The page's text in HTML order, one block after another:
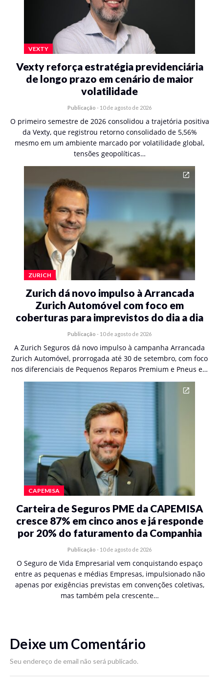
VEXTY
Vexty reforça estratégia previdenciária
de longo prazo em cenário de maior
volatilidade
Publicação - 10 de agosto de 2026
O primeiro semestre de 2026 consolidou a trajetória positiva
da Vexty, que registrou retorno consolidado de 5,56%
mesmo em um ambiente marcado por volatilidade global,
tensões geopolíticas…
ZURICH
Zurich dá novo impulso à Arrancada
Zurich Automóvel com foco em
coberturas para imprevistos do dia a dia
Publicação - 10 de agosto de 2026
A Zurich Seguros dá novo impulso à campanha Arrancada
Zurich Automóvel, prorrogada até 30 de setembro, com foco
nos diferenciais de Pequenos Reparos Premium e Pneus e…
CAPEMISA
Carteira de Seguros PME da CAPEMISA
cresce 87% em cinco anos e já responde
por 20% do faturamento da Companhia
Publicação - 10 de agosto de 2026
O Seguro de Vida Empresarial vem conquistando espaço
entre as pequenas e médias Empresas, impulsionado não
apenas por exigências previstas em convenções coletivas,
mas também pela crescente…
Deixe um Comentário
Seu endereço de email não será publicado.